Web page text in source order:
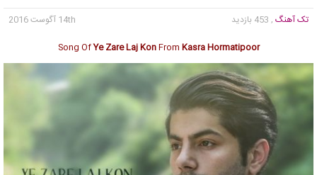
تک آهنگ , 453 بازدید
14th آگوست 2016
Song OfYe Zare Laj KonFrom Kasra Hormatipoor